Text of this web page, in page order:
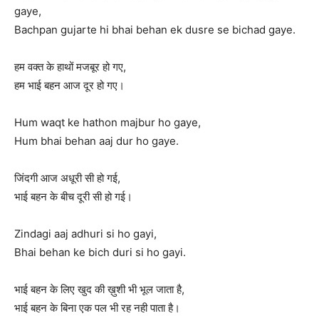
gaye,
Bachpan gujarte hi bhai behan ek dusre se bichad gaye.
हम वक्त के हाथों मजबूर हो गए,
हम भाई बहन आज दूर हो गए।
Hum waqt ke hathon majbur ho gaye,
Hum bhai behan aaj dur ho gaye.
जिंदगी आज अधूरी सी हो गई,
भाई बहन के बीच दूरी सी हो गई।
Zindagi aaj adhuri si ho gayi,
Bhai behan ke bich duri si ho gayi.
भाई बहन के लिए खुद की ख़ुशी भी भूल जाता है,
भाई बहन के बिना एक पल भी रह नही पाता है।